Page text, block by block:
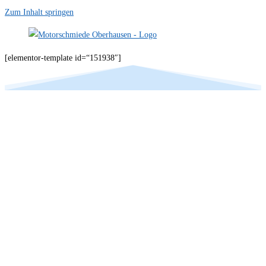
Zum Inhalt springen
[elementor-template id=“151938″]